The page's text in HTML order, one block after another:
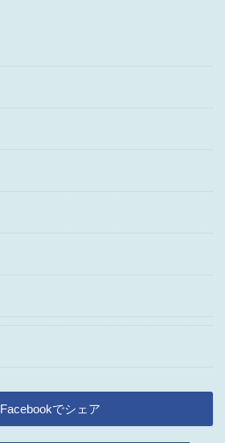
Facebookでシェア